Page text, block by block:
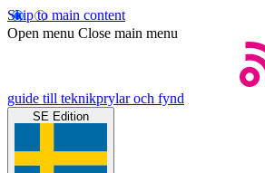
Skip to main content
Open menu Close main menu
guide till teknikprylar och fynd
SE Edition